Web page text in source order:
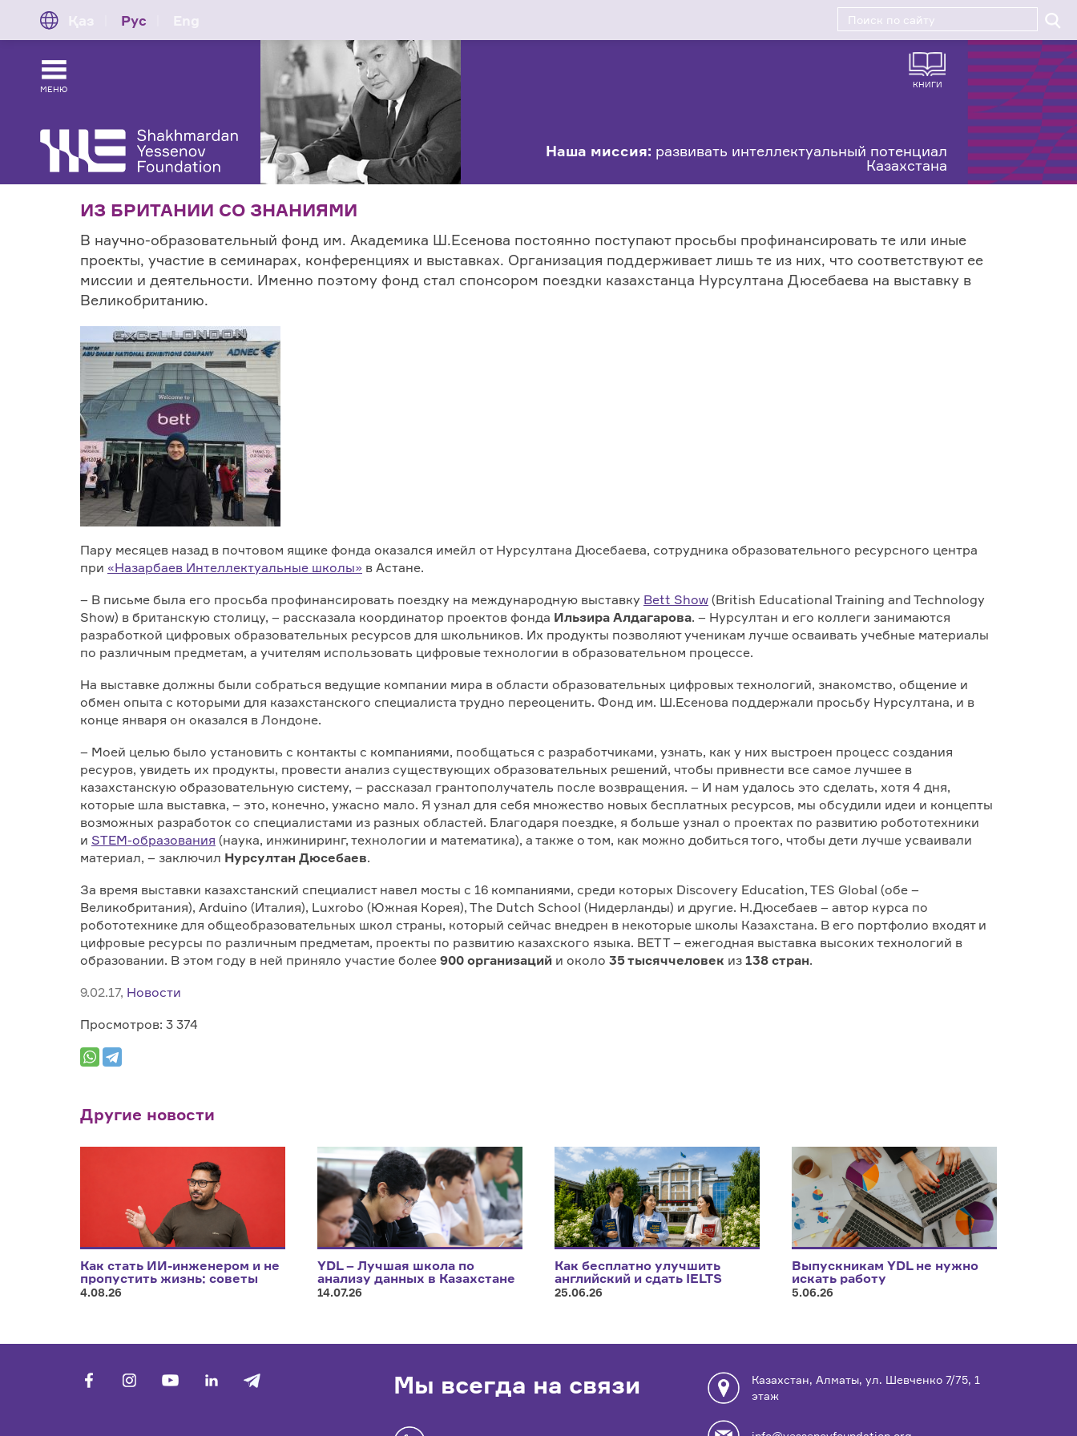
Рус
МЕНЮ КНИГИ
Наша миссия: развивать интеллектуальный потенциал
Казахстана
ИЗ БРИТАНИИ СО ЗНАНИЯМИ
В научно-образовательный фонд им. Академика Ш.Есенова постоянно поступают просьбы профинансировать те или иные
проекты, участие в семинарах, конференциях и выставках. Организация поддерживает лишь те из них, что соответствуют ее
миссии и деятельности. Именно поэтому фонд стал спонсором поездки казахстанца Нурсултана Дюсебаева на выставку в
Великобританию.
Пару месяцев назад в почтовом ящике фонда оказался имейл от Нурсултана Дюсебаева, сотрудника образовательного ресурсного центра
при «Назарбаев Интеллектуальные школы» в Астане.
– В письме была его просьба профинансировать поездку на международную выставку Bett Show (British Educational Training and Technology
Show) в британскую столицу, – рассказала координатор проектов фонда Ильзира Алдагарова. – Нурсултан и его коллеги занимаются
разработкой цифровых образовательных ресурсов для школьников. Их продукты позволяют ученикам лучше осваивать учебные материалы
по различным предметам, а учителям использовать цифровые технологии в образовательном процессе.
На выставке должны были собраться ведущие компании мира в области образовательных цифровых технологий, знакомство, общение и
обмен опыта с которыми для казахстанского специалиста трудно переоценить. Фонд им. Ш.Есенова поддержали просьбу Нурсултана, и в
конце января он оказался в Лондоне.
– Моей целью было установить с контакты с компаниями, пообщаться с разработчиками, узнать, как у них выстроен процесс создания
ресуров, увидеть их продукты, провести анализ существующих образовательных решений, чтобы привнести все самое лучшее в
казахстанскую образовательную систему, – рассказал грантополучатель после возвращения. – И нам удалось это сделать, хотя 4 дня,
которые шла выставка, – это, конечно, ужасно мало. Я узнал для себя множество новых бесплатных ресурсов, мы обсудили идеи и концепты
возможных разработок со специалистами из разных областей. Благодаря поездке, я больше узнал о проектах по развитию робототехники
и STEM-образования (наука, инжиниринг, технологии и математика), а также о том, как можно добиться того, чтобы дети лучше усваивали
материал, – заключил Нурсултан Дюсебаев.
За время выставки казахстанский специалист навел мосты с 16 компаниями, среди которых Discovery Education, TES Global (обе –
Великобритания), Arduino (Италия), Luxrobo (Южная Корея), The Dutch School (Нидерланды) и другие. Н.Дюсебаев – автор курса по
робототехнике для общеобразовательных школ страны, который сейчас внедрен в некоторые школы Казахстана. В его портфолио входят и
цифровые ресурсы по различным предметам, проекты по развитию казахского языка. BETT – ежегодная выставка высоких технологий в
образовании. В этом году в ней приняло участие более 900 организаций и около 35 тысяччеловек из 138 стран.
9.02.17, Новости
Просмотров: 3 374
Другие новости
Как стать ИИ-инженером и не
пропустить жизнь: советы
Саеда Хуссейна, инженера по
4.08.26
YDL – Лучшая школа по
анализу данных в Казахстане
14.07.26
Как бесплатно улучшить
английский и сдать IELTS
25.06.26
Выпускникам YDL не нужно
искать работу
5.06.26
facebook youtube linkedin Мы всегда на связи
Казахстан, Алматы, ул. Шевченко 7/75, 1
этаж